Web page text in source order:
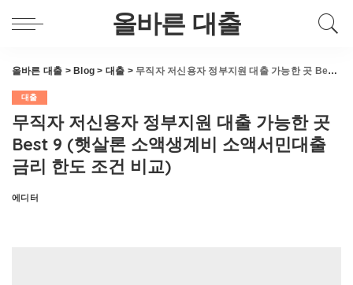
올바른 대출
올바른 대출 > Blog > 대출 > 무직자 저신용자 정부지원 대출 가능한 곳 Best 9 (햇살론 소액생계비 소액서민대출 금리 한도 조건 비교)
대출
무직자 저신용자 정부지원 대출 가능한 곳
Best 9 (햇살론 소액생계비 소액서민대출
금리 한도 조건 비교)
Posted
에디터